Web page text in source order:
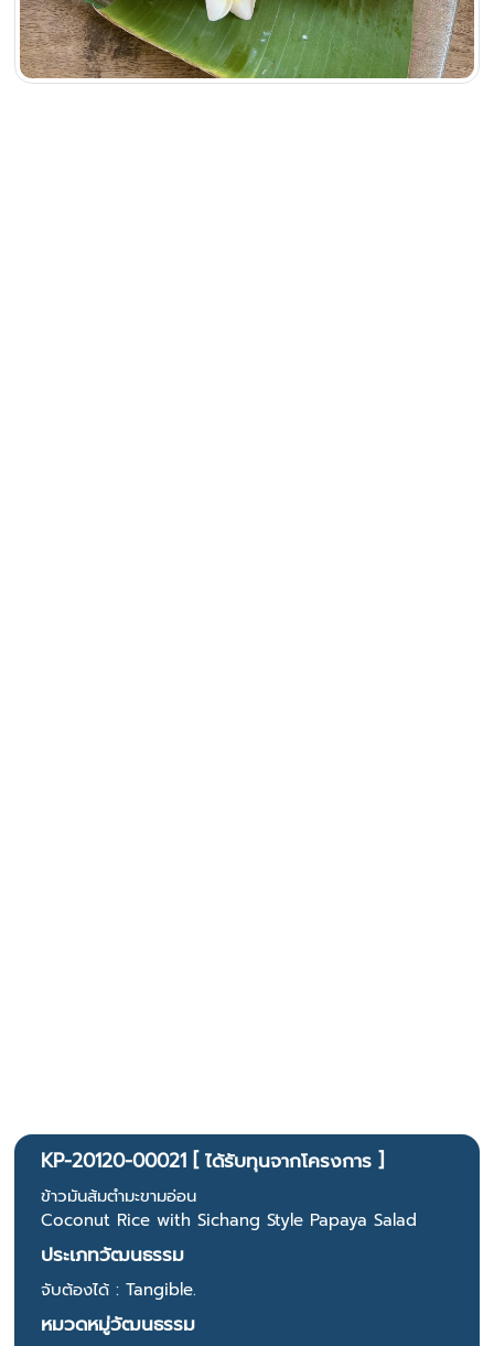
KP-20120-00021 [ ได้รับทุนจากโครงการ ]
ข้าวมันส้มตำมะขามอ่อน
Coconut Rice with Sichang Style Papaya Salad
ประเภทวัฒนธรรม
จับต้องได้ : Tangible.
หมวดหมู่วัฒนธรรม